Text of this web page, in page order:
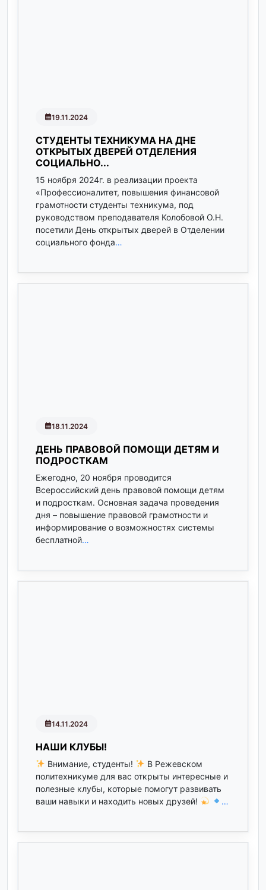
19.11.2024
СТУДЕНТЫ ТЕХНИКУМА НА ДНЕ
ОТКРЫТЫХ ДВЕРЕЙ ОТДЕЛЕНИЯ
СОЦИАЛЬНО...
15 ноября 2024г. в реализации проекта
«Профессионалитет, повышения финансовой
грамотности студенты техникума, под
руководством преподавателя Колобовой О.Н.
посетили День открытых дверей в Отделении
социального фонда…
18.11.2024
ДЕНЬ ПРАВОВОЙ ПОМОЩИ ДЕТЯМ И
ПОДРОСТКАМ
Ежегодно, 20 ноября проводится
Всероссийский день правовой помощи детям
и подросткам. Основная задача проведения
дня – повышение правовой грамотности и
информирование о возможностях системы
бесплатной…
14.11.2024
НАШИ КЛУБЫ!
Внимание, студенты!
В Режевском
политехникуме для вас открыты интересные и
полезные клубы, которые помогут развивать
ваши навыки и находить новых друзей!
…